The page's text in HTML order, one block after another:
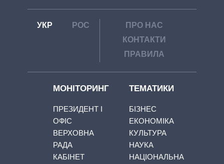
УКР РОС
ПРО НАС
КОНТАКТИ
ПРАВИЛА
МОНІТОРИНГ
ПРЕЗИДЕНТ І
ОФІС
ВЕРХОВНА
РАДА
КАБІНЕТ
ТЕМАТИКИ
БІЗНЕС
ЕКОНОМІКА
КУЛЬТУРА
НАУКА
НАЦІОНАЛЬНА